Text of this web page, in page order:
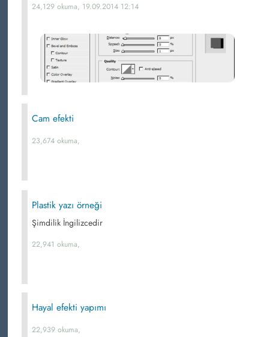
24,129 okuma, 19.09.2014 12:14
Cam efekti
23,674 okuma,
Plastik yazı örneği
Şimdilik İngilizcedir
22,941 okuma,
Hayal efekti yapımı
22,939 okuma,